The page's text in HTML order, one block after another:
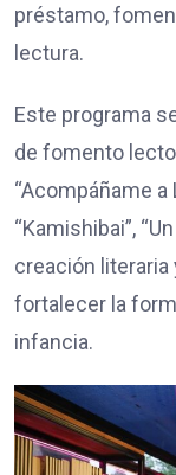
préstamo,
lectura.
Este programa
de fomento
“Acompáñame a
“Kamishibai”,
creación
fortalecer la
infancia.